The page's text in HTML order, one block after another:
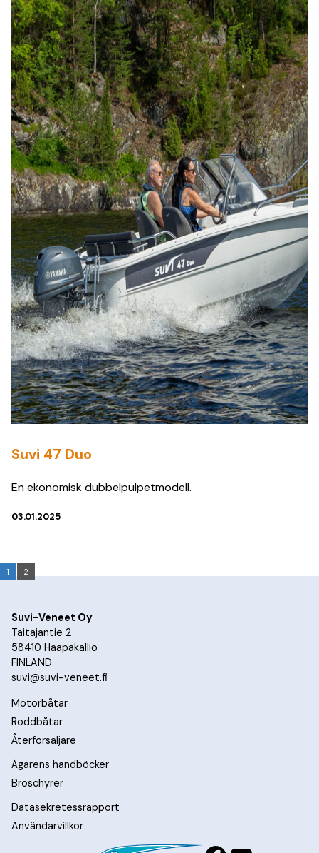
Suvi 47 Duo
En ekonomisk dubbelpulpetmodell.
03.01.2025
1 2
Suvi-Veneet Oy
Taitajantie 2
58410 Haapakallio
FINLAND
suvi@suvi-veneet.fi
Motorbåtar
Roddbåtar
Återförsäljare
Ägarens handböcker
Broschyrer
Datasekretessrapport
Användarvillkor